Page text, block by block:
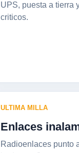
UPS, puesta a tierra
criticos.
ULTIMA MILLA
Enlaces
Radioenlaces punto